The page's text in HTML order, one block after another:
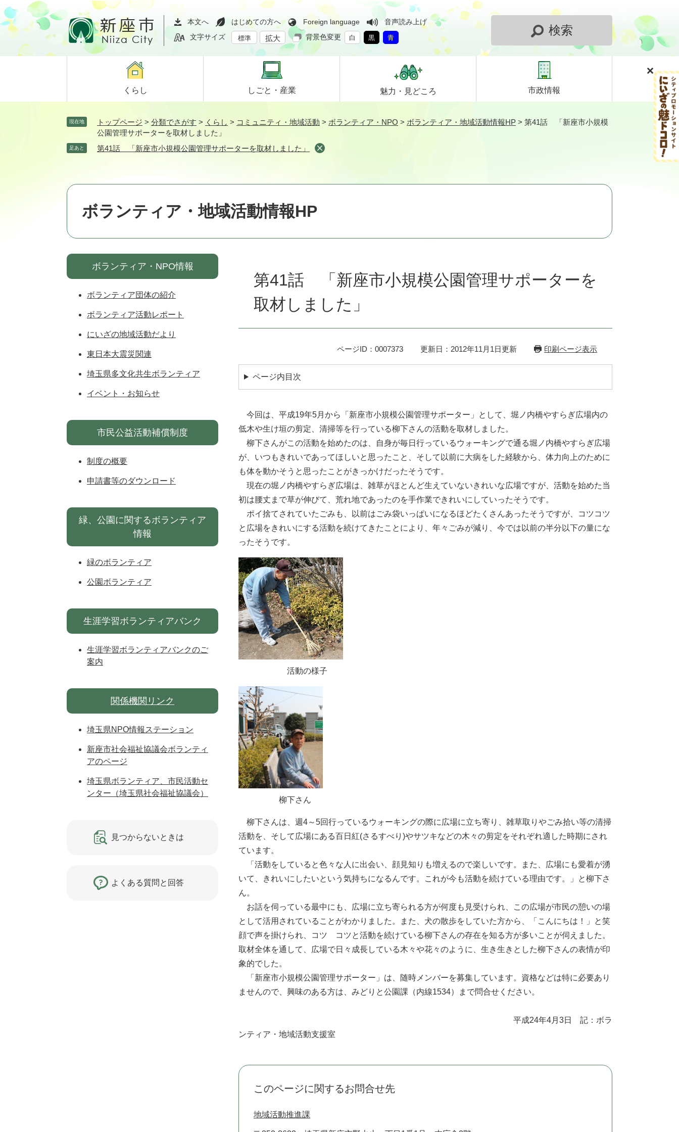
ペ
ー
ジ
メ
ニ
ュ
て
本文へ はじめての方へ Foreign language
音声読み上げ
文字サイズ
標準 拡大 背景色変更 白 黒 青
検索
くらし しごと・ 産業 魅力・ 見どころ 市政情報
現在地 トップページ > 分類でさがす > くらし > コミュニティ・地域活動 > ボランティア・NPO > ボランティア・地域活動情報HP > 第41話 「新座市小規模
公園管理サポーターを取材しました」
足あと 第41話 「新座市小規模公園管理サポーターを取材しました」
ボランティア・地域活動情報HP
第41話 「新座市小規模公園管理サポーターを
取材しました」
ページID：0007373 更新日：2012年11月1日更新 印刷ページ表示
ページ内目次
今回は、平成19年5月から「新座市小規模公園管理サポーター」として、堀ノ内橋やすらぎ広場内の
低木や生け垣の剪定、清掃等を行っている柳下さんの活動を取材しました。
柳下さんがこの活動を始めたのは、自身が毎日行っているウォーキングで通る堀ノ内橋やすらぎ広場
が、いつもきれいであってほしいと思ったこと、そして以前に大病をした経験から、体力向上のために
も体を動かそうと思ったことがきっかけだったそうです。
現在の堀ノ内橋やすらぎ広場は、雑草がほとんど生えていないきれいな広場ですが、活動を始めた当
初は腰丈まで草が伸びて、荒れ地であったのを手作業できれいにしていったそうです。
ポイ捨てされていたごみも、以前はごみ袋いっぱいになるほどたくさんあったそうですが、コツコツ
と広場をきれいにする活動を続けてきたことにより、年々ごみが減り、今では以前の半分以下の量にな
ったそうです。
活動の様子
柳下さん
柳下さんは、週4～5回行っているウォーキングの際に広場に立ち寄り、雑草取りやごみ拾い等の清掃
活動を、そして広場にある百日紅(さるすべり)やサツキなどの木々の剪定をそれぞれ適した時期にされ
ています。
「活動をしていると色々な人に出会い、顔見知りも増えるので楽しいです。また、広場にも愛着が湧
いて、きれいにしたいという気持ちになるんです。これが今も活動を続けている理由です。」と柳下さ
ん。
お話を伺っている最中にも、広場に立ち寄られる方が何度も見受けられ、この広場が市民の憩いの場
として活用されていることがわかりました。また、犬の散歩をしていた方から、「こんにちは！」と笑
顔で声を掛けられ、コツ コツと活動を続けている柳下さんの存在を知る方が多いことが伺えました。
取材全体を通して、広場で日々成長している木々や花々のように、生き生きとした柳下さんの表情が印
象的でした。
「新座市小規模公園管理サポーター」は、随時メンバーを募集しています。資格などは特に必要あり
ませんので、興味のある方は、みどりと公園課（内線1534）まで問合せください。
平成24年4月3日 記：ボラ
ンティア・地域活動支援室
このページに関するお問合せ先
地域活動推進課
ボランティア・NPO情報
ボランティア団体の紹介
ボランティア活動レポート
にいざの地域活動だより
東日本大震災関連
埼玉県多文化共生ボランティア
イベント・お知らせ
市民公益活動補償制度
制度の概要
申請書等のダウンロード
緑、公園に関するボランティア
情報
緑のボランティア
公園ボランティア
生涯学習ボランティアバンク
生涯学習ボランティアバンクのご
案内
関係機関リンク
埼玉県NPO情報ステーション
新座市社会福祉協議会ボランティ
アのページ
埼玉県ボランティア、市民活動セ
ンター（埼玉県社会福祉協議会）
見つからないときは
よくある質問と回答